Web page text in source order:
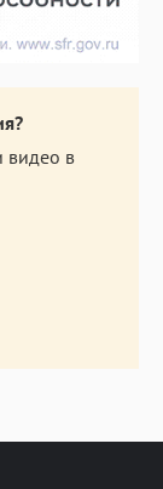
видео в